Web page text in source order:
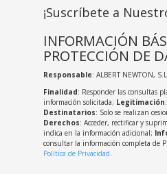
¡Suscríbete a
INFORMACIÓN
PROTECCIÓN DE
Responsable: ALBERT NEWTON,
Finalidad: Responder las consultas
información solicitada; Legitimación
Destinatarios: Solo se realizan
Derechos: Acceder, rectificar y
indica en la información adicional;
consultar la información completa de
Política de Privacidad.